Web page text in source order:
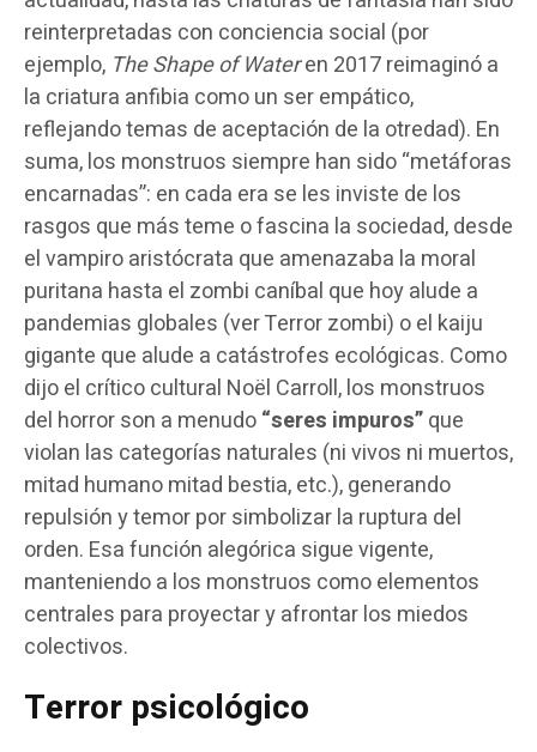
reinterpretadas con conciencia social (por
ejemplo, The Shape of Wateren 2017 reimaginó a
la criatura anfibia como un ser empático,
reflejando temas de aceptación de la otredad). En
suma, los monstruos siempre han sido “metáforas
encarnadas”: en cada era se les inviste de los
rasgos que más teme o fascina la sociedad, desde
el vampiro aristócrata que amenazaba la moral
puritana hasta el zombi caníbal que hoy alude a
pandemias globales (ver Terror zombi) o el kaiju
gigante que alude a catástrofes ecológicas. Como
dijo el crítico cultural Noël Carroll, los monstruos
del horror son a menudo“seres impuros”que
violan las categorías naturales (ni vivos ni muertos,
mitad humano mitad bestia, etc.), generando
repulsión y temor por simbolizar la ruptura del
orden. Esa función alegórica sigue vigente,
manteniendo a los monstruos como elementos
centrales para proyectar y afrontar los miedos
colectivos.
Terror psicológico